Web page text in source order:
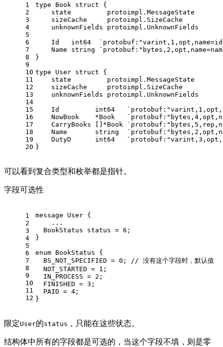
1
2
3
4
5
6
7
8
9
10
11
12
13
14
15
16
17
18
19
20
type Book struct {
    state         protoimpl.MessageState
    sizeCache     protoimpl.SizeCache
    unknownFields protoimpl.UnknownFields
    Id
int64
    Name
string
}
type User struct {
    state         protoimpl.MessageState
    sizeCache     protoimpl.SizeCache
    unknownFields protoimpl.UnknownFields
    Id
int64
    NowBook    *Book
    CarryBooks []*Book
    Name
string
    DutyD
int64
}
可以看到复合类型和枚举都是指针。
字段可选性
1
2
3
4
5
6
7
8
9
10
11
12
message User {
    ...
  BookStatus status =
6 ;
}
enum BookStatus {
  BS_NOT_SPECIFIED =
0 ;
// 没有这个字段时，默认值
  NOT_STARTED =
1 ;
  IN_PROCESS =
2 ;
  FINISHED =
3 ;
  PAID =
4 ;
}
限定User的status ，只能在这些状态。
结构体中所有的字段都是可选的，当这个字段不填，则是零